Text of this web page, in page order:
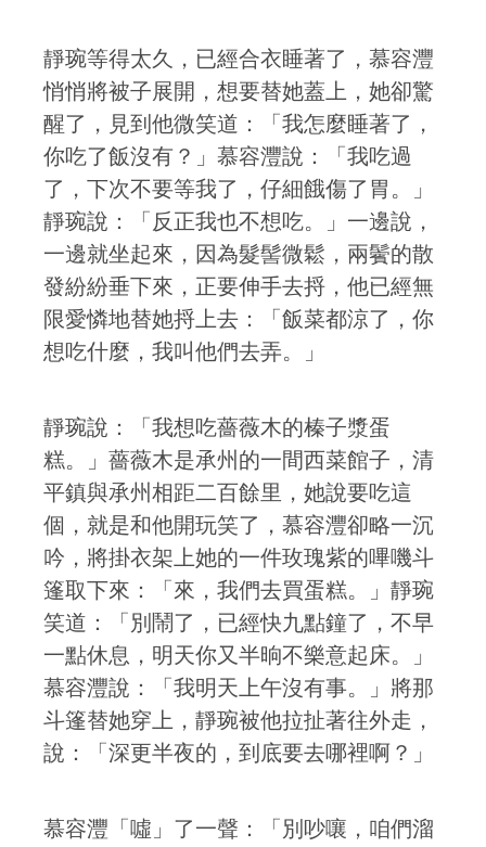
靜琬等得太久，已經合衣睡著了，慕容灃
悄悄將被子展開，想要替她蓋上，她卻驚
醒了，見到他微笑道：「我怎麼睡著了，
你吃了飯沒有？」慕容灃說：「我吃過
了，下次不要等我了，仔細餓傷了胃。」
靜琬說：「反正我也不想吃。」一邊說，
一邊就坐起來，因為髮髻微鬆，兩鬢的散
發紛紛垂下來，正要伸手去捋，他已經無
限愛憐地替她捋上去：「飯菜都涼了，你
想吃什麼，我叫他們去弄。」
靜琬說：「我想吃薔薇木的榛子漿蛋
糕。」薔薇木是承州的一間西菜館子，清
平鎮與承州相距二百餘里，她說要吃這
個，就是和他開玩笑了，慕容灃卻略一沉
吟，將掛衣架上她的一件玫瑰紫的嗶嘰斗
篷取下來：「來，我們去買蛋糕。」靜琬
笑道：「別鬧了，已經快九點鐘了，不早
一點休息，明天你又半晌不樂意起床。」
慕容灃說：「我明天上午沒有事。」將那
斗篷替她穿上，靜琬被他拉扯著往外走，
說：「深更半夜的，到底要去哪裡啊？」
慕容灃「噓」了一聲：「別吵嚷，咱們溜